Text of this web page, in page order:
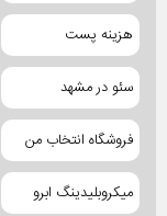
هزینه پست
سئو در مشهد
فروشگاه انتخاب من
میکروبلیدینگ ابرو